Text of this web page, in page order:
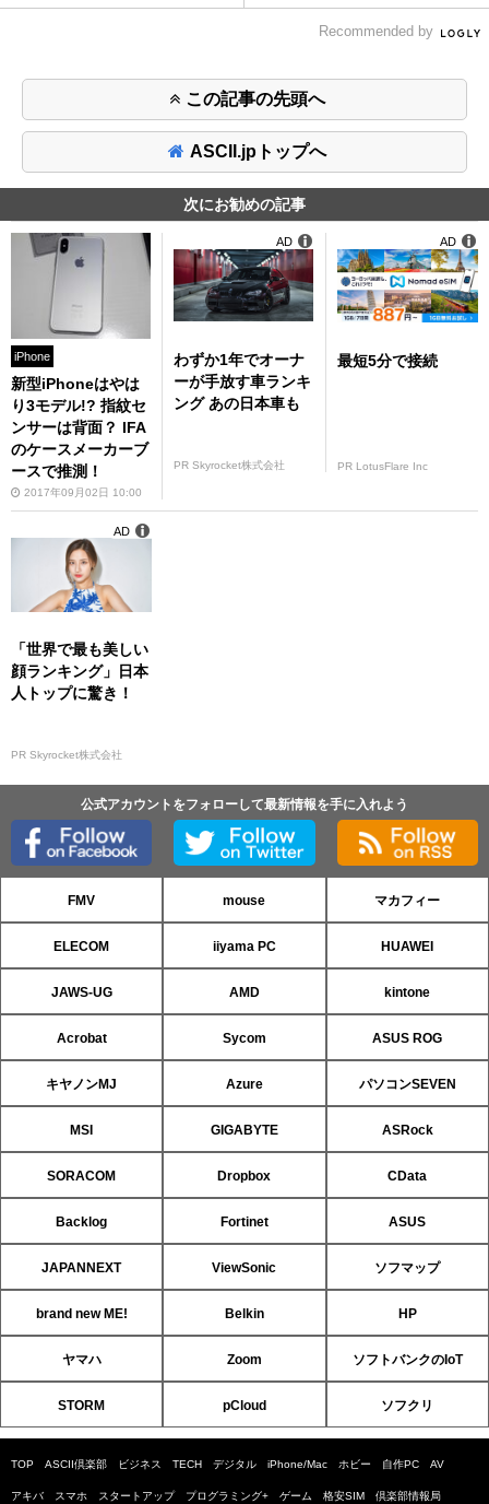
Recommended by
この記事の先頭へ
ASCII.jpトップへ
次にお勧めの記事
iPhone
新型iPhoneはやは
り3モデル!? 指紋セ
ンサーは背面？ IFA
のケースメーカーブ
ースで推測！
2017年09月02日 10:00
わずか1年でオーナ
ーが手放す車ランキ
ング あの日本車も
PR Skyrocket株式会社
AD
最短5分で接続
PR LotusFlare Inc
AD
「世界で最も美しい
顔ランキング」日本
人トップに驚き！
PR Skyrocket株式会社
AD
公式アカウントをフォローして最新情報を手に入れよう
FMV mouse マカフィー
ELECOM iiyama PC HUAWEI
JAWS-UG AMD kintone
Acrobat Sycom ASUS ROG
キヤノンMJ Azure パソコンSEVEN
MSI GIGABYTE ASRock
SORACOM Dropbox CData
Backlog Fortinet ASUS
JAPANNEXT ViewSonic ソフマップ
brand new ME! Belkin HP
ヤマハ Zoom ソフトバンクのIoT
STORM pCloud ソフクリ
TOP ASCII倶楽部 ビジネス TECH デジタル iPhone/Mac ホビー 自作PC AV
アキバ スマホ スタートアップ プログラミング+ ゲーム 格安SIM 倶楽部情報局